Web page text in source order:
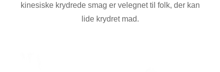
kinesiske krydrede smag er velegnet til folk, der kan
lide krydret mad.